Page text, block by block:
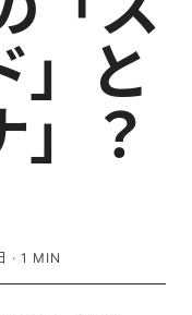
」と
」？
· 1 MIN